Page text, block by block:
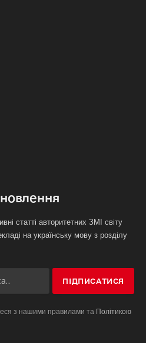
статті авторитетних ЗМІ світу
на українську мову з розділу
з нашими правилами та Політикою